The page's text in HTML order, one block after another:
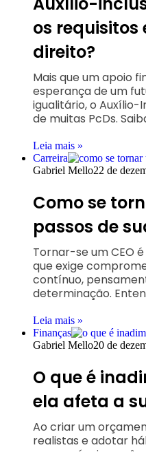
os requisitos
direito?
Mais que um apoio
esperança de um
igualitário, o Auxílio-
de muitas PcDs.
Leia mais »
Carreira
Gabriel Mello22 de
Como se
passos de
Tornar-se um CEO
que exige
contínuo,
determinação.
Leia mais »
Finanças
Gabriel Mello20 de
O que é
ela afeta a
Ao criar um
realistas e adotar